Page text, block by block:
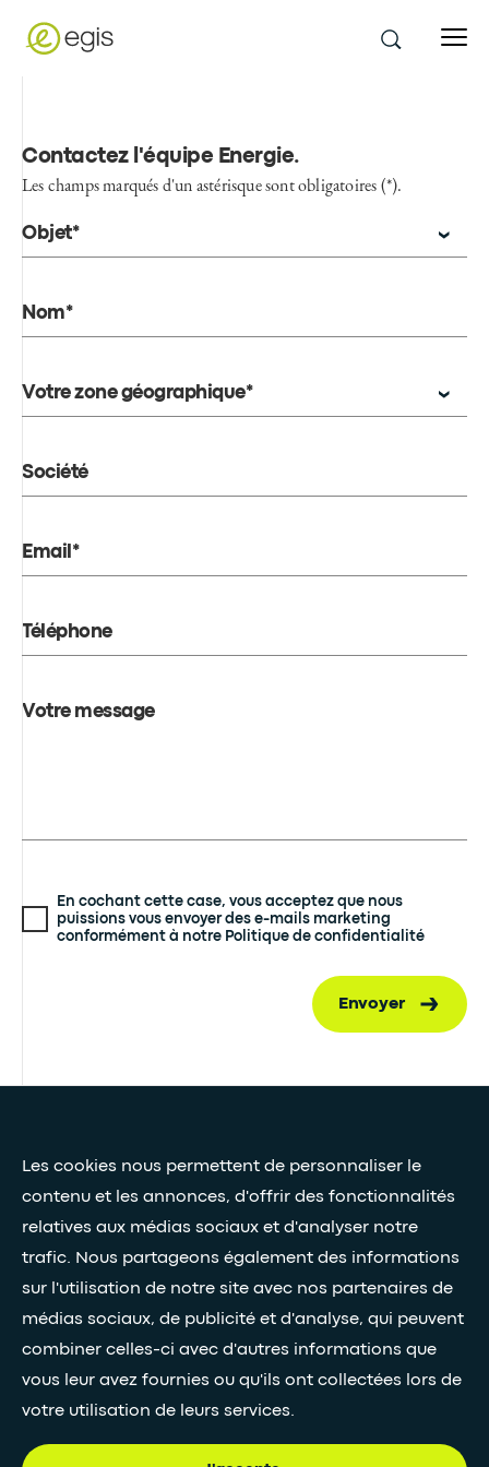
Les cookies nous permettent de personnaliser le
contenu et les annonces, d'offrir des fonctionnalités
relatives aux médias sociaux et d'analyser notre
trafic. Nous partageons également des informations
sur l'utilisation de notre site avec nos partenaires de
médias sociaux, de publicité et d'analyse, qui peuvent
combiner celles-ci avec d'autres informations que
vous leur avez fournies ou qu'ils ont collectées lors de
votre utilisation de leurs services.
Contactez l'équipe Energie.
Les champs marqués d'un astérisque sont obligatoires (*).
Objet*
Nom*
Votre zone géographique*
Société
Email*
Téléphone
Votre message
En cochant cette case, vous acceptez que nous
puissions vous envoyer des e-mails marketing
conformément à notre Politique de confidentialité
Envoyer
Nos livres blancs
Restez connectés grâce à notre newsletter
SUIVEZ-NOUS•